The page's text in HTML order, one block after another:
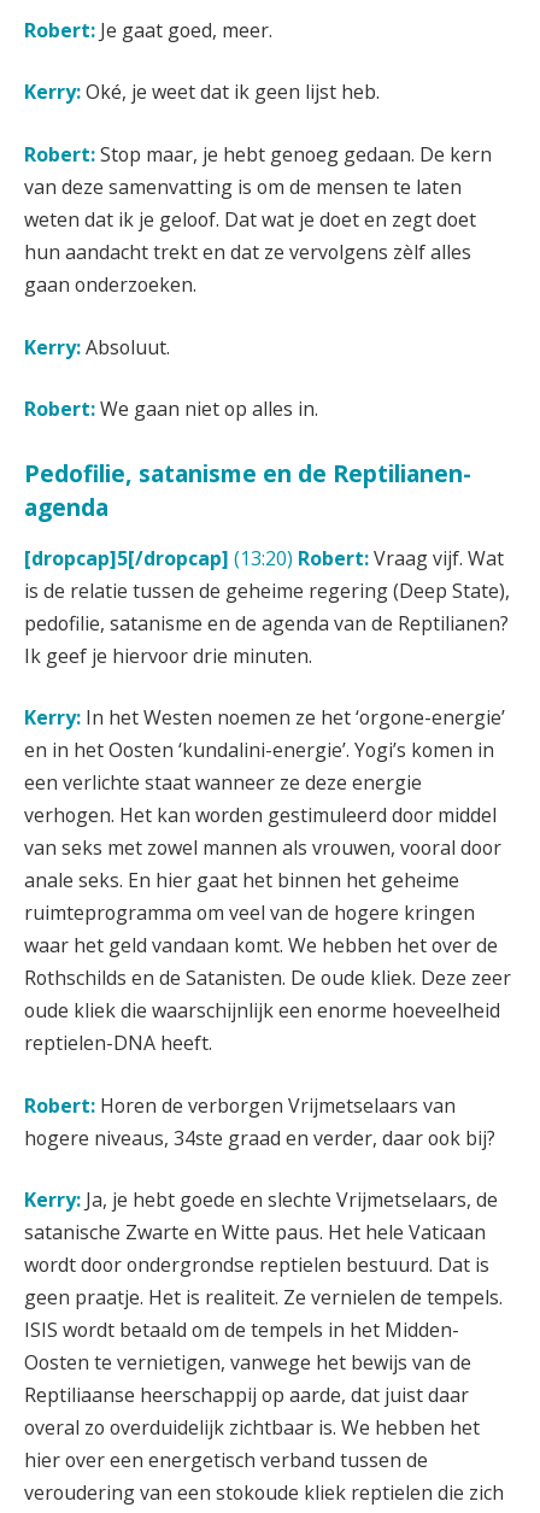
Robert: Je gaat goed, meer.
Kerry:Oké, je weet dat ik geen lijst heb.
Robert:Stop maar, je hebt genoeg gedaan. De kern
van deze samenvatting is om de mensen te laten
weten dat ik je geloof. Dat wat je doet en zegt doet
hun aandacht trekt en dat ze vervolgens zèlf alles
gaan onderzoeken.
Kerry:Absoluut.
Robert:We gaan niet op alles in.
Pedofilie, satanisme en de Reptilianen-
agenda
[dropcap]5[/dropcap] (13:20) Robert:Vraag vijf. Wat
is de relatie tussen de geheime regering (Deep State),
pedofilie, satanisme en de agenda van de Reptilianen?
Ik geef je hiervoor drie minuten.
Kerry: In het Westen noemen ze het ‘orgone-energie’
en in het Oosten ‘kundalini-energie’. Yogi’s komen in
een verlichte staat wanneer ze deze energie
verhogen. Het kan worden gestimuleerd door middel
van seks met zowel mannen als vrouwen, vooral door
anale seks. En hier gaat het binnen het geheime
ruimteprogramma om veel van de hogere kringen
waar het geld vandaan komt. We hebben het over de
Rothschilds en de Satanisten. De oude kliek. Deze zeer
oude kliek die waarschijnlijk een enorme hoeveelheid
reptielen-DNA heeft.
Robert: Horen de verborgen Vrijmetselaars van
hogere niveaus, 34ste graad en verder, daar ook bij?
Kerry: Ja, je hebt goede en slechte Vrijmetselaars, de
satanische Zwarte en Witte paus. Het hele Vaticaan
wordt door ondergrondse reptielen bestuurd. Dat is
geen praatje. Het is realiteit. Ze vernielen de tempels.
ISIS wordt betaald om de tempels in het Midden-
Oosten te vernietigen, vanwege het bewijs van de
Reptiliaanse heerschappij op aarde, dat juist daar
overal zo overduidelijk zichtbaar is. We hebben het
hier over een energetisch verband tussen de
veroudering van een stokoude kliek reptielen die zich